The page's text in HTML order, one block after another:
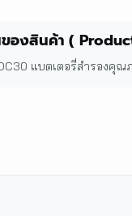
งสินค้า (
แบตเตอรี่สำรองคุ